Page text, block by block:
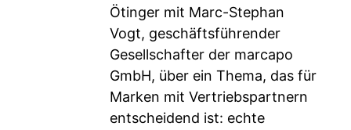
Ötinger mit Marc-Stephan
Vogt, geschäftsführender
Gesellschafter der marcapo
GmbH, über ein Thema, das für
Marken mit Vertriebspartnern
entscheidend ist: echte